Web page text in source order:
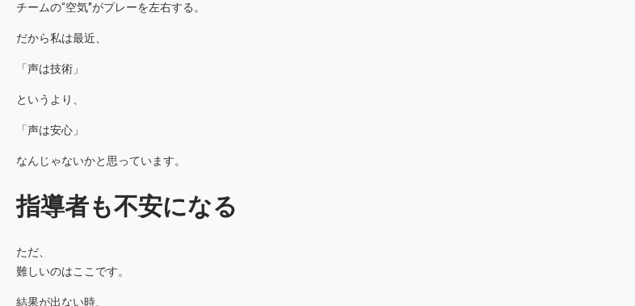
チームの“空気”がプレーを左右する。
だから私は最近、
「声は技術」
というより、
「声は安心」
なんじゃないかと思っています。
指導者も不安になる
ただ、
難しいのはここです。
結果が出ない時、